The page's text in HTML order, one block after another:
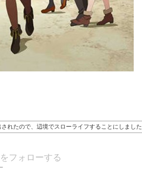
れたので、辺境でスローライフすることにしました
フォローする